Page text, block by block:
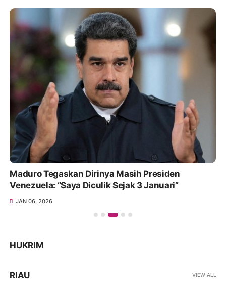
Maduro Tegaskan Dirinya Masih Presiden
Venezuela: “Saya Diculik Sejak 3 Januari”
JAN 06, 2026
HUKRIM
RIAU VIEW ALL